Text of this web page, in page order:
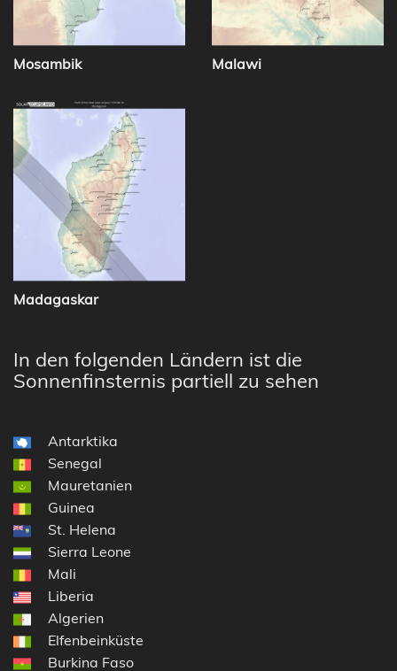
Mosambik Malawi
Madagaskar
In den folgenden Ländern ist die
Sonnenfinsternis partiell zu sehen
Antarktika
Senegal
Mauretanien
Guinea
St. Helena
Sierra Leone
Mali
Liberia
Algerien
Elfenbeinküste
Burkina Faso